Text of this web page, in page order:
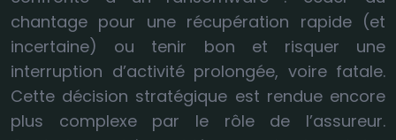
chantage pour une récupération rapide (et
incertaine) ou tenir bon et risquer une
interruption d’activité prolongée, voire fatale.
Cette décision stratégique est rendue encore
plus complexe par le rôle de l’assureur.